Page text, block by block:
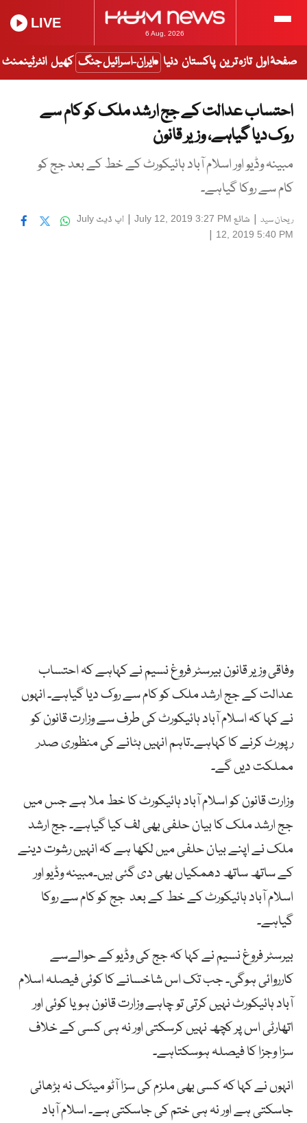
6 Aug, 2026
LIVE
صفحۂ اول تازہ ترین پاکستان دنیا ایران-اسرائیل جنگ کھیل انٹرٹینمنٹ
احتساب عدالت کے جج ارشد ملک کو کام سے
روک دیا گیاہے، وزیر قانون
مبینہ وڈیو اور اسلام آباد ہائیکورٹ کے خط کے بعد جج کو
کام سے روکا گیاہے۔
ریحان سید | شائع July 12, 2019 3:27 PM
| اپ ڈیٹ July
12, 2019 5:40 PM
|
وفاقی وزیر قانون بیرسٹر فروغ نسیم نے کہاہے کہ احتساب
عدالت کے جج ارشد ملک کو کام سے روک دیا گیاہے۔ انہوں
نے کہا کہ اسلام آباد ہائیکورٹ کی طرف سے وزارت قانون کو
رپورٹ کرنے کا کہاہے۔تاہم انہیں ہٹانے کی منظوری صدر
مملکت دیں گے۔
وزارت قانون کو اسلام آباد ہائیکورٹ کا خط ملا ہے جس میں
جج ارشد ملک کا بیان حلفی بھی لف کیا گیاہے۔ جج ارشد
ملک نے اپنے بیان حلفی میں لکھا ہے کہ انہیں رشوت دینے
کے ساتھ ساتھ دھمکیاں بھی دی گئی ہیں۔مبینہ وڈیو اور
اسلام آباد ہائیکورٹ کے خط کے بعد جج کو کام سے روکا
گیاہے۔
بیرسٹر فروغ نسیم نے کہا کہ جج کی وڈیو کے حوالےسے
کارروائی ہوگی۔ جب تک اس شاخسانے کا کوئی فیصلہ اسلام
آباد ہائیکورٹ نہیں کرتی تو چاہے وزارت قانون ہو یا کوئی اور
اتھارٹی اس پر کچھ نہیں کرسکتی اور نہ ہی کسی کے خلاف
سزا وجزا کا فیصلہ ہوسکتاہے۔
انہوں نے کہا کہ کسی بھی ملزم کی سزا آٹو میٹک نہ بڑھائی
جاسکتی ہے اور نہ ہی ختم کی جاسکتی ہے۔ اسلام آباد